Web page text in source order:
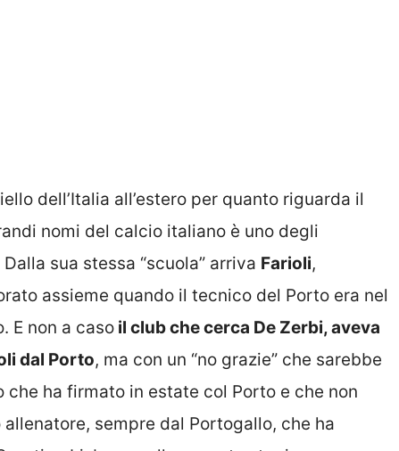
dell’Italia all’estero per quanto riguarda il
nomi del calcio italiano è uno degli
sua stessa “scuola” arriva Farioli,
assieme quando il tecnico del Porto era nel
E non a caso il club che cerca De Zerbi, aveva
dal Porto, ma con un “no grazie” che sarebbe
che ha firmato in estate col Porto e che non
sempre dal Portogallo, che ha